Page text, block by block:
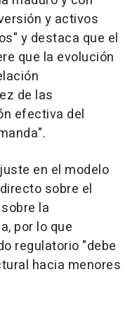
y activos
y destaca que el
que la evolución
de las
efectiva del
en el modelo
sobre el
la
por lo que
regulatorio "debe
hacia menores